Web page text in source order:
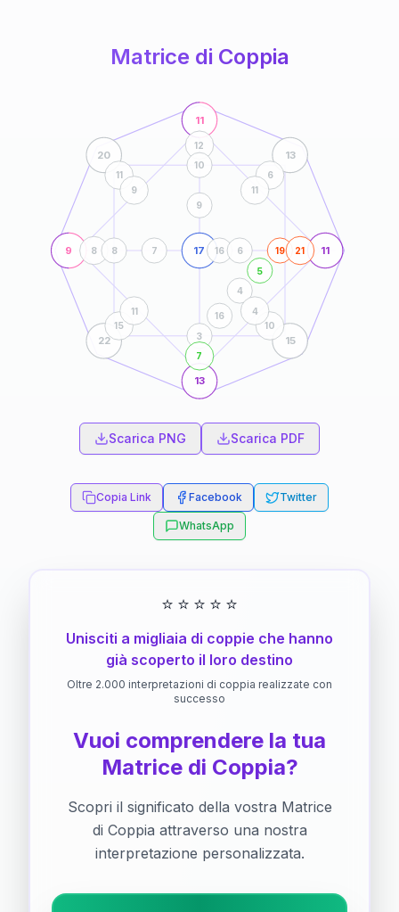
Matrice di Coppia
9
11
11
13
17
20 13
22 15
3
16
4
5
19
8
12
21
7
8
10
16 6
7
9
11
9
6
11
15
11
10
4
Scarica PNG Scarica PDF
Copia Link Facebook Twitter
WhatsApp
⭐ ⭐ ⭐ ⭐ ⭐
Unisciti a migliaia di coppie che hanno
già scoperto il loro destino
Oltre 2.000 interpretazioni di coppia realizzate con
successo
Vuoi comprendere la tua
Matrice di Coppia?
Scopri il significato della vostra Matrice
di Coppia attraverso una nostra
interpretazione personalizzata.